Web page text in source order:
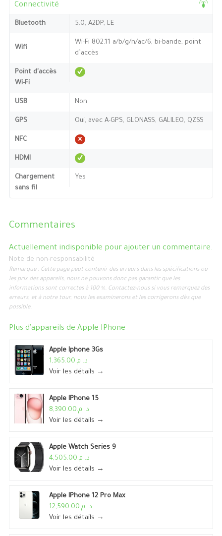
Connectivité
Bluetooth 5.0, A2DP, LE
Wifi
Wi-Fi 802.11 a/b/g/n/ac/6, bi-bande, point
d’accès
Point d'accès
Wi-Fi
USB Non
GPS Oui, avec A-GPS, GLONASS, GALILEO, QZSS
NFC
HDMI
Chargement
sans fil
Yes
Commentaires
Actuellement indisponible pour ajouter un commentaire.
Note de non-responsabilité
Remarque : Cette page peut contenir des erreurs dans les spécifications ou
les prix des appareils, nous ne pouvons donc pas garantir que les
informations sont correctes à 100 %. Contactez-nous si vous remarquez des
erreurs, et à notre tour, nous les examinerons et les corrigerons dès que
possible.
Plus d'appareils de Apple IPhone
Apple Iphone 3Gs
د. م.1,365.00
Voir les détails →
Apple IPhone 15
د. م.8,390.00
Voir les détails →
Apple Watch Series 9
د. م.4,505.00
Voir les détails →
Apple IPhone 12 Pro Max
د. م.12,590.00
Voir les détails →